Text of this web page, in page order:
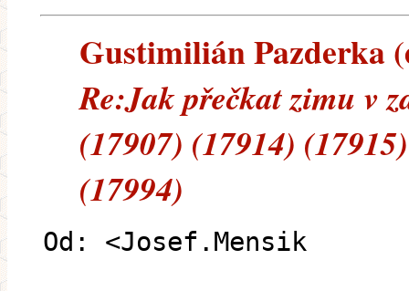
Gustimilián Pazderka
Re:Jak přečkat zimu v
(17907) (17914)
(17994)
Od: <Josef.Mensik